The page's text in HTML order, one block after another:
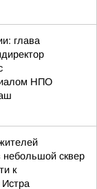
глава
НПО
небольшой сквер
к